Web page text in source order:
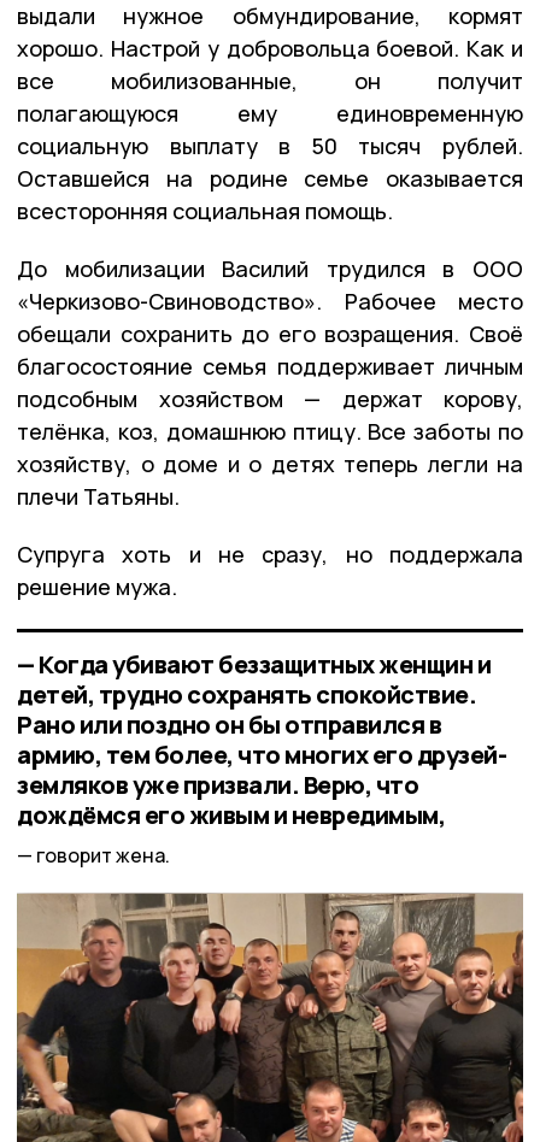
выдали нужное обмундирование, кормят
хорошо. Настрой у добровольца боевой. Как и
все мобилизованные, он получит
полагающуюся ему единовременную
социальную выплату в 50 тысяч рублей.
Оставшейся на родине семье оказывается
всесторонняя социальная помощь.
До мобилизации Василий трудился в ООО
«Черкизово-Свиноводство». Рабочее место
обещали сохранить до его возращения. Своё
благосостояние семья поддерживает личным
подсобным хозяйством — держат корову,
телёнка, коз, домашнюю птицу. Все заботы по
хозяйству, о доме и о детях теперь легли на
плечи Татьяны.
Супруга хоть и не сразу, но поддержала
решение мужа.
— Когда убивают беззащитных женщин и
детей, трудно сохранять спокойствие.
Рано или поздно он бы отправился в
армию, тем более, что многих его друзей-
земляков уже призвали. Верю, что
дождёмся его живым и невредимым,
говорит жена.